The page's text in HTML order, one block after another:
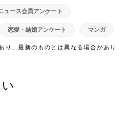
ュース会員アンケート
恋愛・結婚アンケート マンガ
り、最新のものとは異なる場合があり